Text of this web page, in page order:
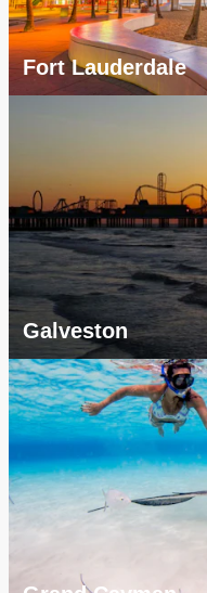
Fort Lauderdale
Galveston